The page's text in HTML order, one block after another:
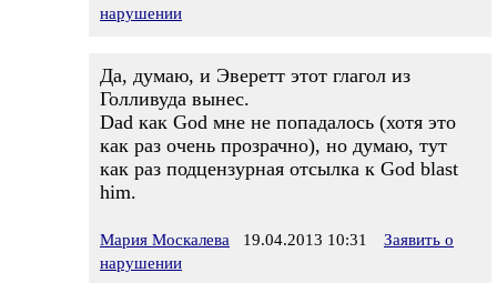
нарушении
Да, думаю, и Эверетт этот глагол из
Голливуда вынес.
Dad как God мне не попадалось (хотя это
как раз очень прозрачно), но думаю, тут
как раз подцензурная отсылка к God blast
him.
Мария Москалева 19.04.2013 10:31
Заявить о
нарушении